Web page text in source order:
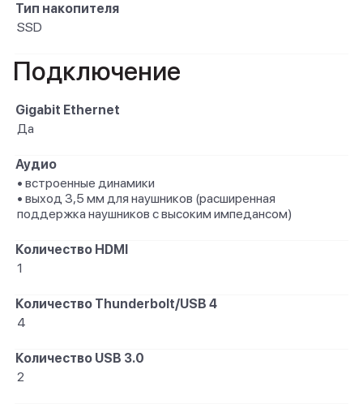
Тип накопителя
SSD
Подключение
Gigabit Ethernet
Да
Аудио
• встроенные динамики
• выход 3,5 мм для наушников (расширенная
поддержка наушников с высоким импедансом)
Количество HDMI
1
Количество Thunderbolt/USB 4
4
Количество USB 3.0
2